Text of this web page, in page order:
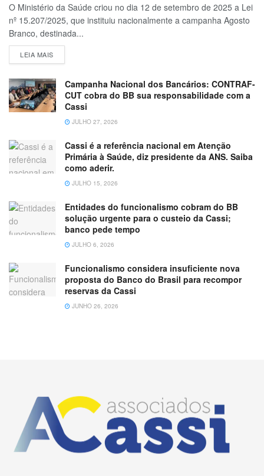
O Ministério da Saúde criou no dia 12 de setembro de 2025 a Lei
nº 15.207/2025, que instituiu nacionalmente a campanha Agosto
Branco, destinada...
LEIA MAIS
Campanha Nacional dos Bancários: CONTRAF-
CUT cobra do BB sua responsabilidade com a
Cassi
JULHO 27, 2026
Cassi é a referência nacional em Atenção
Primária à Saúde, diz presidente da ANS. Saiba
como aderir.
JULHO 15, 2026
Entidades do funcionalismo cobram do BB
solução urgente para o custeio da Cassi;
banco pede tempo
JULHO 6, 2026
Funcionalismo considera insuficiente nova
proposta do Banco do Brasil para recompor
reservas da Cassi
JUNHO 26, 2026